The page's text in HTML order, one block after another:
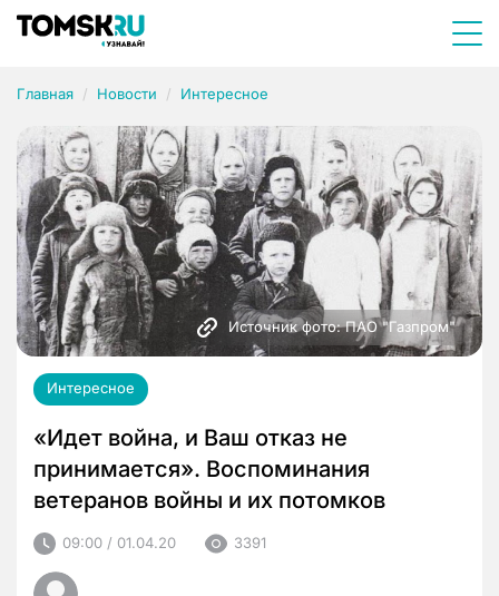
Главная Новости Интересное
Источник фото: ПАО "Газпром"
Интересное
«Идет война, и Ваш отказ не
принимается». Воспоминания
ветеранов войны и их потомков
09:00 / 01.04.20 3391